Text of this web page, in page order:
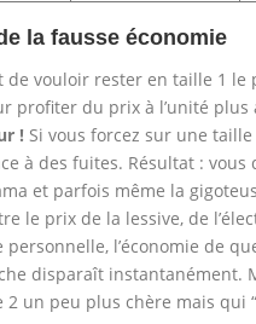
la fausse économie
de vouloir rester en taille 1 le
profiter du prix à l’unité plus
! Si vous forcez sur une
à des fuites. Résultat : vous
et parfois même la
le prix de la lessive, de
l’économie de
disparaît instantanément.
2 un peu plus chère mais qui